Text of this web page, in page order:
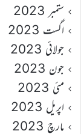
ستمبر 2023
اگست 2023
جولائی 2023
جون 2023
مئی 2023
اپریل 2023
مارچ 2023